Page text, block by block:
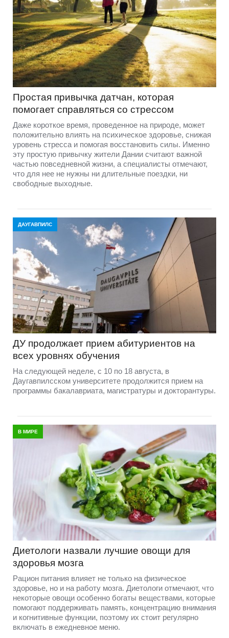
Простая привычка датчан, которая
помогает справляться со стрессом
Даже короткое время, проведенное на природе, может
положительно влиять на психическое здоровье, снижая
уровень стресса и помогая восстановить силы. Именно
эту простую привычку жители Дании считают важной
частью повседневной жизни, а специалисты отмечают,
что для нее не нужны ни длительные поездки, ни
свободные выходные.
ДАУГАВПИЛС
ДУ продолжает прием абитуриентов на
всех уровнях обучения
На следующей неделе, с 10 по 18 августа, в
Даугавпилсском университете продолжится прием на
программы бакалавриата, магистратуры и докторантуры.
В МИРЕ
Диетологи назвали лучшие овощи для
здоровья мозга
Рацион питания влияет не только на физическое
здоровье, но и на работу мозга. Диетологи отмечают, что
некоторые овощи особенно богаты веществами, которые
помогают поддерживать память, концентрацию внимания
и когнитивные функции, поэтому их стоит регулярно
включать в ежедневное меню.